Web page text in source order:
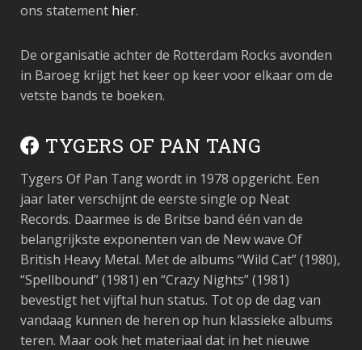
ons statement hier.
De organisatie achter de Rotterdam Rocks avonden
in Baroeg krijgt het keer op keer voor elkaar om de
vetste bands te boeken.
TYGERS OF PAN TANG
Tygers Of Pan Tang wordt in 1978 opgericht. Een
jaar later verschijnt de eerste single op Neat
Records. Daarmee is de Britse band één van de
belangrijkste exponenten van de New wave Of
British Heavy Metal. Met de albums “Wild Cat” (1980),
“Spellbound” (1981) en “Crazy Nights” (1981)
bevestigt het vijftal hun status. Tot op de dag van
vandaag kunnen de heren op hun klassieke albums
teren. Maar ook het materiaal dat in het nieuwe